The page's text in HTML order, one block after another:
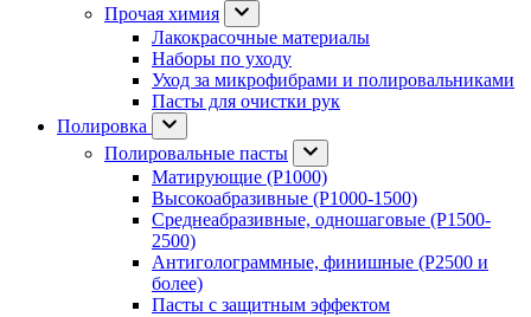
Прочая химия
Лакокрасочные материалы
Наборы по уходу
Уход за микрофибрами и полировальниками
Пасты для очистки рук
Полировка
Полировальные пасты
Матирующие (P1000)
Высокоабразивные (P1000-1500)
Среднеабразивные, одношаговые (P1500-
2500)
Антиголограммные, финишные (P2500 и
более)
Пасты с защитным эффектом